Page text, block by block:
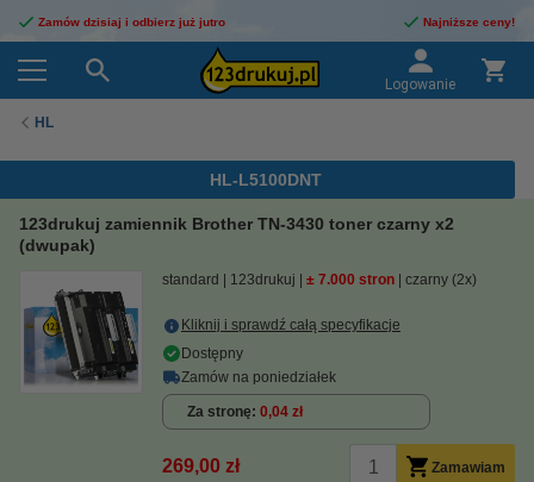
Zamów dzisiaj i odbierz już jutro Najniższe ceny!
Logowanie
HL
HL-L5100DNT
123drukuj zamiennik Brother TN-3430 toner czarny x2
(dwupak)
standard 123drukuj ± 7.000 stron czarny (2x)
Kliknij i sprawdź całą specyfikacje
Dostępny
Zamów na poniedziałek
Za stronę 0,04 zł
269,00 zł Zamawiam